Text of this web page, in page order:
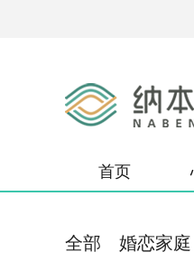
首页
全部 婚恋家庭